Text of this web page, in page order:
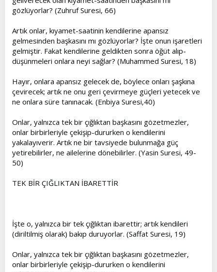
gözlüyorlar? (Zuhruf Suresi, 66)
Artık onlar, kıyamet-saatinin kendilerine apansız
gelmesinden başkasını mı gözlüyorlar? İşte onun işaretleri
gelmiştir. Fakat kendilerine geldikten sonra öğüt alıp-
düşünmeleri onlara neyi sağlar? (Muhammed Suresi, 18)
Hayır, onlara apansız gelecek de, böylece onları şaşkına
çevirecek; artık ne onu geri çevirmeye güçleri yetecek ve
ne onlara süre tanınacak. (Enbiya Suresi,40)
Onlar, yalnızca tek bir çığlıktan başkasını gözetmezler,
onlar birbirleriyle çekişip-dururken o kendilerini
yakalayıverir. Artık ne bir tavsiyede bulunmağa güç
yetirebilirler, ne ailelerine dönebilirler. (Yasin Suresi, 49-
50)
TEK BİR ÇIĞLIKTAN İBARETTİR
İşte o, yalnızca bir tek çığlıktan ibarettir; artık kendileri
(diriltilmiş olarak) bakıp duruyorlar. (Saffat Suresi, 19)
Onlar, yalnızca tek bir çığlıktan başkasını gözetmezler,
onlar birbirleriyle çekişip-dururken o kendilerini